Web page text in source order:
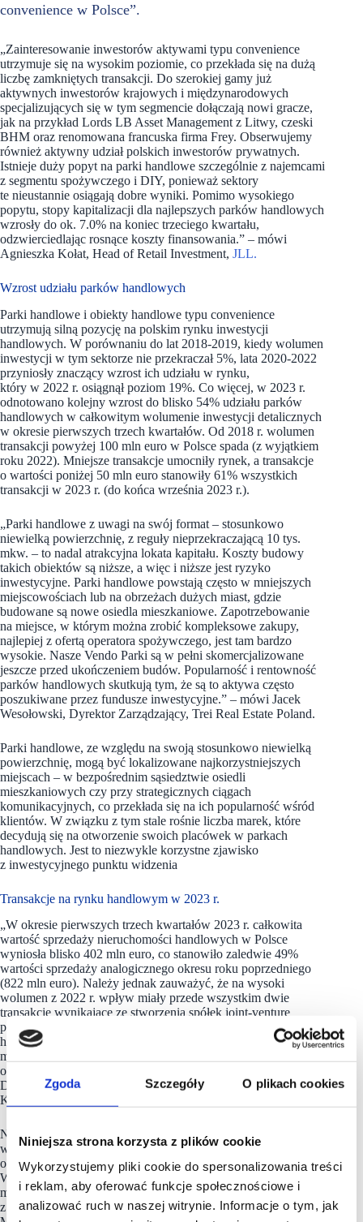
Zgoda Szczegóły O plikach cookies
Niniejsza strona korzysta z plików cookie
Wykorzystujemy pliki cookie do spersonalizowania treści
i reklam, aby oferować funkcje społecznościowe i
analizować ruch w naszej witrynie. Informacje o tym, jak
convenience w Polsce”.
„Zainteresowanie inwestorów aktywami typu convenience
utrzymuje się na wysokim poziomie, co przekłada się na dużą
liczbę zamkniętych transakcji. Do szerokiej gamy już
aktywnych inwestorów krajowych i międzynarodowych
specjalizujących się w tym segmencie dołączają nowi gracze,
jak na przykład Lords LB Asset Management z Litwy, czeski
BHM oraz renomowana francuska firma Frey. Obserwujemy
również aktywny udział polskich inwestorów prywatnych.
Istnieje duży popyt na parki handlowe szczególnie z najemcami
z segmentu spożywczego i DIY, ponieważ sektory
te nieustannie osiągają dobre wyniki. Pomimo wysokiego
popytu, stopy kapitalizacji dla najlepszych parków handlowych
wzrosły do ok. 7.0% na koniec trzeciego kwartału,
odzwierciedlając rosnące koszty finansowania.” – mówi
Agnieszka Kołat, Head of Retail Investment, JLL.
Wzrost udziału parków handlowych
Parki handlowe i obiekty handlowe typu convenience
utrzymują silną pozycję na polskim rynku inwestycji
handlowych. W porównaniu do lat 2018-2019, kiedy wolumen
inwestycji w tym sektorze nie przekraczał 5%, lata 2020-2022
przyniosły znaczący wzrost ich udziału w rynku,
który w 2022 r. osiągnął poziom 19%. Co więcej, w 2023 r.
odnotowano kolejny wzrost do blisko 54% udziału parków
handlowych w całkowitym wolumenie inwestycji detalicznych
w okresie pierwszych trzech kwartałów. Od 2018 r. wolumen
transakcji powyżej 100 mln euro w Polsce spada (z wyjątkiem
roku 2022). Mniejsze transakcje umocniły rynek, a transakcje
o wartości poniżej 50 mln euro stanowiły 61% wszystkich
transakcji w 2023 r. (do końca września 2023 r.).
„Parki handlowe z uwagi na swój format – stosunkowo
niewielką powierzchnię, z reguły nieprzekraczającą 10 tys.
mkw. – to nadal atrakcyjna lokata kapitału. Koszty budowy
takich obiektów są niższe, a więc i niższe jest ryzyko
inwestycyjne. Parki handlowe powstają często w mniejszych
miejscowościach lub na obrzeżach dużych miast, gdzie
budowane są nowe osiedla mieszkaniowe. Zapotrzebowanie
na miejsce, w którym można zrobić kompleksowe zakupy,
najlepiej z ofertą operatora spożywczego, jest tam bardzo
wysokie. Nasze Vendo Parki są w pełni skomercjalizowane
jeszcze przed ukończeniem budów. Popularność i rentowność
parków handlowych skutkują tym, że są to aktywa często
poszukiwane przez fundusze inwestycyjne.” – mówi Jacek
Wesołowski, Dyrektor Zarządzający, Trei Real Estate Poland.
Parki handlowe, ze względu na swoją stosunkowo niewielką
powierzchnię, mogą być lokalizowane najkorzystniejszych
miejscach – w bezpośrednim sąsiedztwie osiedli
mieszkaniowych czy przy strategicznych ciągach
komunikacyjnych, co przekłada się na ich popularność wśród
klientów. W związku z tym stale rośnie liczba marek, które
decydują się na otworzenie swoich placówek w parkach
handlowych. Jest to niezwykle korzystne zjawisko
z inwestycyjnego punktu widzenia
Transakcje na rynku handlowym w 2023 r.
„W okresie pierwszych trzech kwartałów 2023 r. całkowita
wartość sprzedaży nieruchomości handlowych w Polsce
wyniosła blisko 402 mln euro, co stanowiło zaledwie 49%
wartości sprzedaży analogicznego okresu roku poprzedniego
(822 mln euro). Należy jednak zauważyć, że na wysoki
wolumen z 2022 r. wpływ miały przede wszystkim dwie
transakcje wynikające ze stworzenia spółek joint-venture
przez EPP, obejmujące 20 centrów handlowych, dwa parki
handlowe i trzy budynki biurowe, o łącznej wartości ok. 600
milionów euro. W I-III kw. 2023 r. na rynku handlowym
odnotowano 20 transakcji obejmujących łącznie 30 aktywów.
Dodatkowo w toku są większe transakcje.- dodaje Agnieszka
Kołat.
Największą transakcją handlową odnotowaną dotychczas
w 2023 r. była sprzedaż przez INGKA do Frey gdańskiego
obiektu Matarnia Park Handlowy za około 103 mln euro.
W parku handlowym o łącznej powierzchni GLA ok. 51 500
mkw. zlokalizowanym w sąsiedztwie sklepu IKEA (wyłączony
z transakcji) operują m.in. takie marki jak: Auchan, Media